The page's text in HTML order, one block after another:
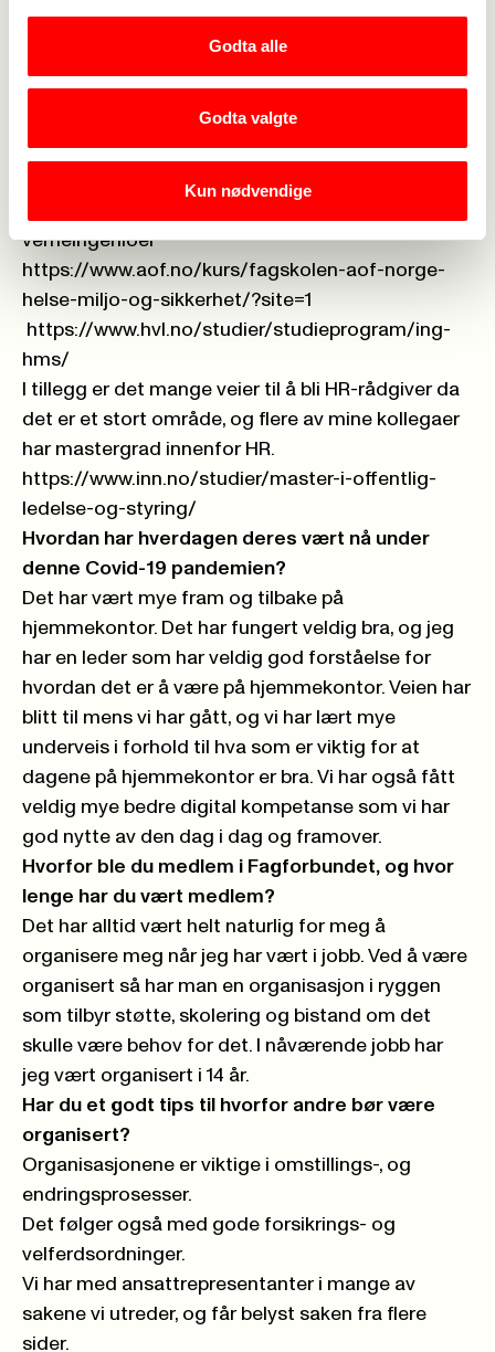
Godta alle
Godta valgte
Kun nødvendige
Folkeuniversitetet.
Kiwa arrangerer kurs innenfor yrkeshygiene som
HMS verneingeniørskolen.
https://www.kiwa.com/no/no/vaare-
verneingenioer
https://www.aof.no/kurs/fagskolen-aof-norge-
helse-miljo-og-sikkerhet/?site=1
https://www.hvl.no/studier/studieprogram/ing-
hms/
I tillegg er det mange veier til å bli HR-rådgiver da
det er et stort område, og flere av mine kollegaer
har mastergrad innenfor HR.
https://www.inn.no/studier/master-i-offentlig-
ledelse-og-styring/
Hvordan har hverdagen deres vært nå under
denne Covid-19 pandemien?
Det har vært mye fram og tilbake på
hjemmekontor. Det har fungert veldig bra, og jeg
har en leder som har veldig god forståelse for
hvordan det er å være på hjemmekontor. Veien har
blitt til mens vi har gått, og vi har lært mye
underveis i forhold til hva som er viktig for at
dagene på hjemmekontor er bra. Vi har også fått
veldig mye bedre digital kompetanse som vi har
god nytte av den dag i dag og framover.
Hvorfor ble du medlem i Fagforbundet, og hvor
lenge har du vært medlem?
Det har alltid vært helt naturlig for meg å
organisere meg når jeg har vært i jobb. Ved å være
organisert så har man en organisasjon i ryggen
som tilbyr støtte, skolering og bistand om det
skulle være behov for det. I nåværende jobb har
jeg vært organisert i 14 år.
Har du et godt tips til hvorfor andre bør være
organisert?
Organisasjonene er viktige i omstillings-, og
endringsprosesser.
Det følger også med gode forsikrings- og
velferdsordninger.
Vi har med ansattrepresentanter i mange av
sakene vi utreder, og får belyst saken fra flere
sider.